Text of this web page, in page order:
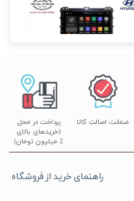
مانیتور اندروید فول تاچ آزرا 2008 فابریکی مدل YLD07
۱۲,۹۰۰,۰۰۰ تومان
پرداخت در محل
(خریدهای بالای
2 میلیون تومان)
ضمانت اصالت کالا
راهنمای خرید از فروشگاه